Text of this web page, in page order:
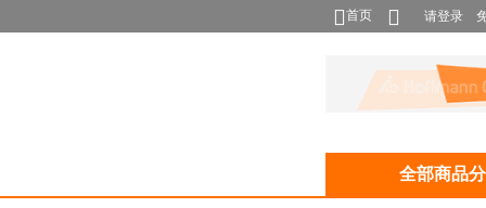
首页 请登录
全部商品